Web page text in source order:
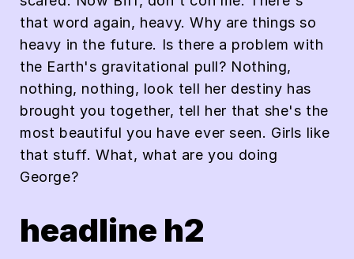
that word again, heavy. Why are things so
heavy in the future. Is there a problem with
the Earth's gravitational pull? Nothing,
nothing, nothing, look tell her destiny has
brought you together, tell her that she's the
most beautiful you have ever seen. Girls like
that stuff. What, what are you doing
George?
headline h2